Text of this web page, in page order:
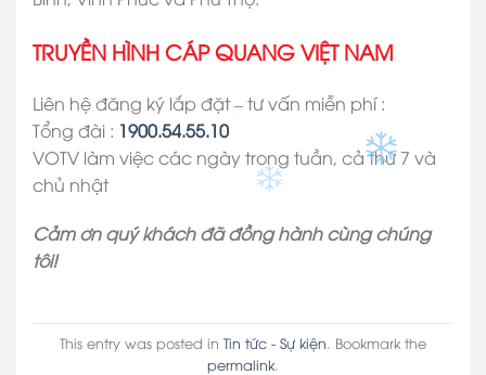
TRUYỀN HÌNH CÁP QUANG VIỆT NAM
Liên hệ đăng ký lắp đặt – tư vấn miễn phí :
Tổng đài : 1900.54.55.10
VOTV làm việc các ngày trong tuần, cả thứ 7 và
chủ nhật
Cảm ơn quý khách đã đồng hành cùng chúng
tôi!
This entry was posted in Tin tức - Sự kiện . Bookmark the
permalink
✽